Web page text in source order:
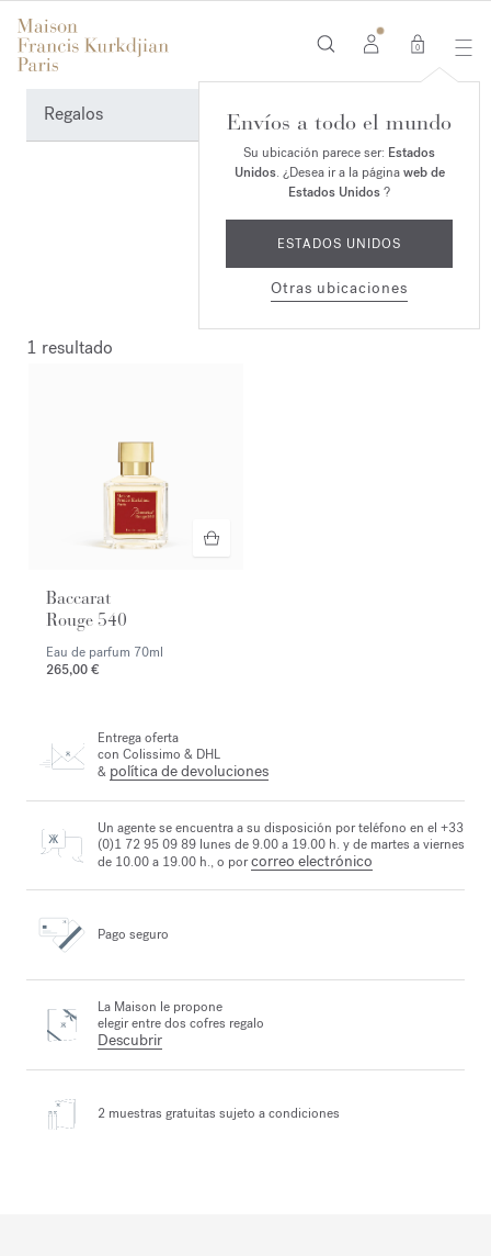
0
Envíos a todo el mundo
Su ubicación parece ser: Estados
Unidos. ¿Desea ir a la páginaweb de
Estados Unidos?
ESTADOS UNIDOS
Otras ubicaciones
Regalos
1 resultado
Baccarat
Rouge 540
Eau de parfum 70ml
265,00 €
Entrega oferta
con Colissimo & DHL
& política de devoluciones
Un agente se encuentra a su disposición por teléfono en el +33
(0)1 72 95 09 89 lunes de 9.00 a 19.00 h. y de martes a viernes
de 10.00 a 19.00 h., o porcorreo electrónico
Pago seguro
La Maison le propone
elegir entre dos cofres regalo
Descubrir
2 muestras gratuitas sujeto a condiciones